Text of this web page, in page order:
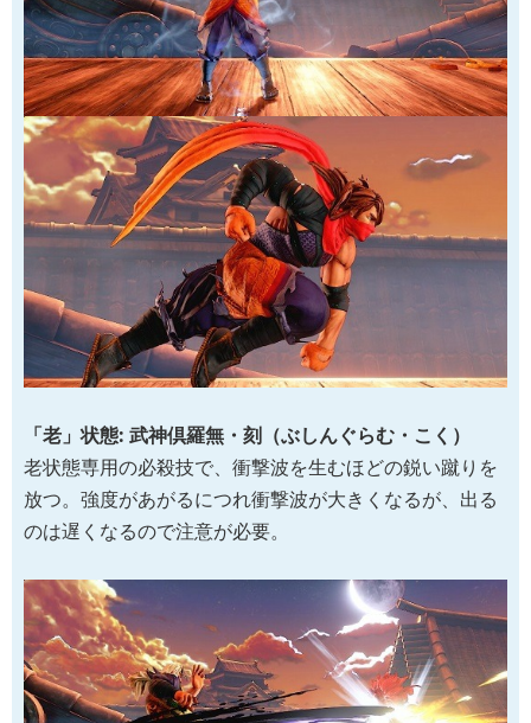
「老」状態: 武神倶羅無・刻（ぶしんぐらむ・こく）
老状態専用の必殺技で、衝撃波を生むほどの鋭い蹴りを
放つ。強度があがるにつれ衝撃波が大きくなるが、出る
のは遅くなるので注意が必要。